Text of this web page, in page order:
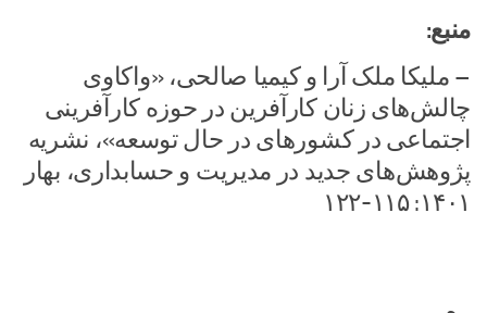
منبع:
– ملیکا ملک آرا و کیمیا صالحی، «واکاوی
چالش‌های زنان کارآفرین در حوزه کارآفرینی
اجتماعی در کشورهای در حال توسعه»، نشریه
پژوهش‌های جدید در مدیریت و حسابداری، بهار
۱۴۰۱: ۱۱۵-۱۲۲